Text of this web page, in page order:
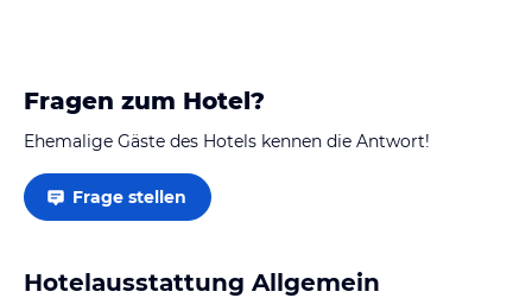
Fragen zum Hotel?
Ehemalige Gäste des Hotels kennen die Antwort!
Frage stellen
Hotelausstattung Allgemein